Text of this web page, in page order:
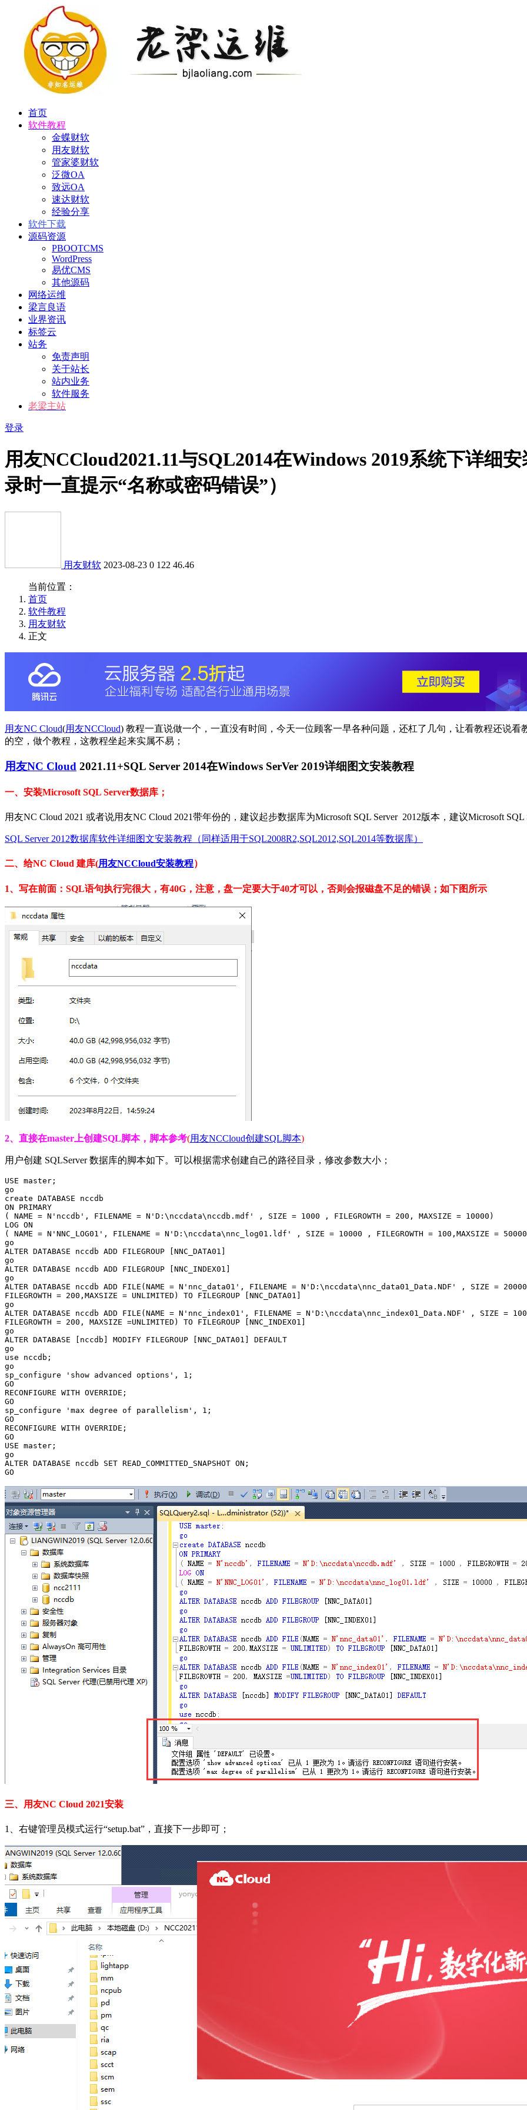
首页
软件教程
金蝶财软
用友财软
管家婆财软
泛微OA
致远OA
速达财软
经验分享
软件下载
源码资源
PBOOTCMS
WordPress
易优CMS
其他源码
网络运维
梁言良语
业界资讯
标签云
站务
免责声明
关于站长
站内业务
软件服务
老梁主站
登录
用友NCCloud2021.11与SQL2014在Windows 2019系统下详细
录时一直提示“名称或密码错误”）
用友财软 2023-08-23 0 122 46.46
当前位置：
首页
软件教程
用友财软
正文
用友NC Cloud(用友NCCloud) 教程一直说做一个，一直没有时间，今天一位顾客一早各种问题，还杠了几句，让看教程还说
的空，做个教程，这教程坐起来实属不易；
用友NC Cloud 2021.11+SQL Server 2014在Windows SerVer 2019详细图文安装教程
一、安装Microsoft SQL Server数据库；
用友NC Cloud 2021 或者说用友NC Cloud 2021带年份的，建议起步数据库为Microsoft SQL Server 2012版本，建议Microsoft SQL
SQL Server 2012数据库软件详细图文安装教程（同样适用于SQL2008R2,SQL2012,SQL2014等数据库）
二、给NC Cloud 建库(用友NCCloud安装教程）
1、写在前面：SQL语句执行完很大，有40G，注意，盘一定要大于40才可以，否则会报磁盘不足的错误；如下图所示
2、直接在master上创建SQL脚本，脚本参考(用友NCCloud创建SQL脚本)
用户创建 SQLServer 数据库的脚本如下。可以根据需求创建自己的路径目录，修改参数大小；
USE master;
go
create DATABASE nccdb
ON PRIMARY
( NAME = N'nccdb', FILENAME = N'D:\nccdata\nccdb.mdf' , SIZE = 1000 , FILEGROWTH = 200, MAXSIZE = 10000)
LOG ON
( NAME = N'NNC_LOG01', FILENAME = N'D:\nccdata\nnc_log01.ldf' , SIZE = 10000 , FILEGROWTH = 100,MAXSIZE =
go
ALTER DATABASE nccdb ADD FILEGROUP [NNC_DATA01]
go
ALTER DATABASE nccdb ADD FILEGROUP [NNC_INDEX01]
go
ALTER DATABASE nccdb ADD FILE(NAME = N'nnc_data01', FILENAME = N'D:\nccdata\nnc_data01_Data.NDF' , SIZE =
FILEGROWTH = 200,MAXSIZE = UNLIMITED) TO FILEGROUP [NNC_DATA01]
go
ALTER DATABASE nccdb ADD FILE(NAME = N'nnc_index01', FILENAME = N'D:\nccdata\nnc_index01_Data.NDF' , SIZE =
FILEGROWTH = 200, MAXSIZE =UNLIMITED) TO FILEGROUP [NNC_INDEX01]
go
ALTER DATABASE [nccdb] MODIFY FILEGROUP [NNC_DATA01] DEFAULT
go
use nccdb;
go
sp_configure 'show advanced options', 1;
GO
RECONFIGURE WITH OVERRIDE;
GO
sp_configure 'max degree of parallelism', 1;
GO
RECONFIGURE WITH OVERRIDE;
GO
USE master;
go
ALTER DATABASE nccdb SET READ_COMMITTED_SNAPSHOT ON;
GO
三、用友NC Cloud 2021安装
1、右键管理员模式运行“setup.bat”，直接下一步即可；